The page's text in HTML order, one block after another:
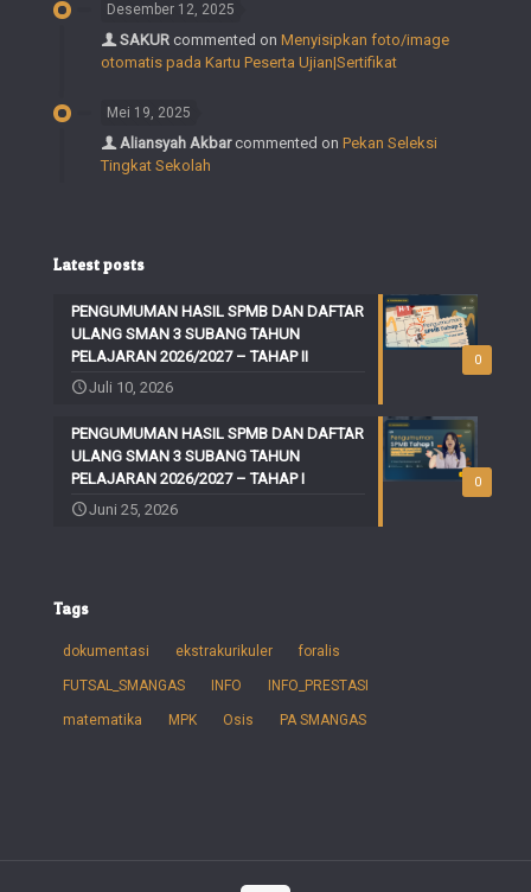
Desember 12, 2025
SAKUR commented on Menyisipkan foto/image
otomatis pada Kartu Peserta Ujian|Sertifikat
Mei 19, 2025
Aliansyah Akbarcommented on Pekan Seleksi
Tingkat Sekolah
Latest posts
0
PENGUMUMAN HASIL SPMB DAN DAFTAR
ULANG SMAN 3 SUBANG TAHUN
PELAJARAN 2026/2027 – TAHAP II
Juli 10, 2026
0
PENGUMUMAN HASIL SPMB DAN DAFTAR
ULANG SMAN 3 SUBANG TAHUN
PELAJARAN 2026/2027 – TAHAP I
Juni 25, 2026
Tags
dokumentasi ekstrakurikuler foralis
FUTSAL_SMANGAS INFO INFO_PRESTASI
matematika MPK Osis PA SMANGAS